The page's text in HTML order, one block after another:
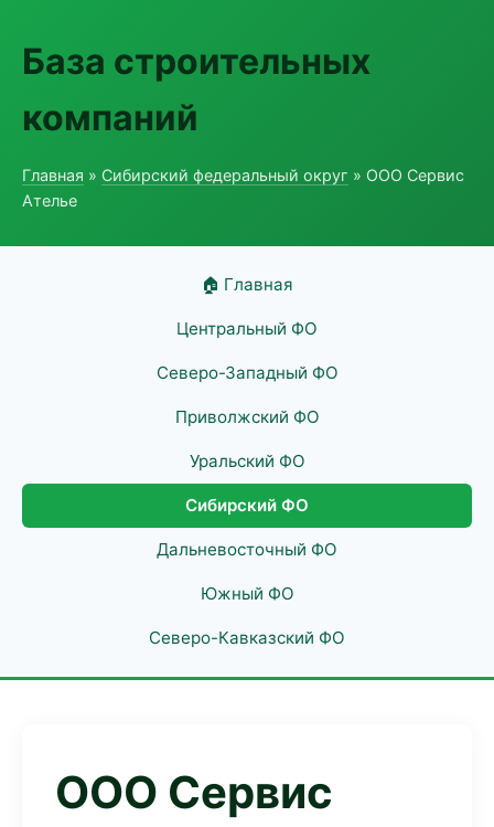
База строительных
компаний
Главная » Сибирский федеральный округ » ООО Сервис
Ателье
🏠 Главная
Центральный ФО
Северо-Западный ФО
Приволжский ФО
Уральский ФО
Сибирский ФО
Дальневосточный ФО
Южный ФО
Северо-Кавказский ФО
ООО Сервис